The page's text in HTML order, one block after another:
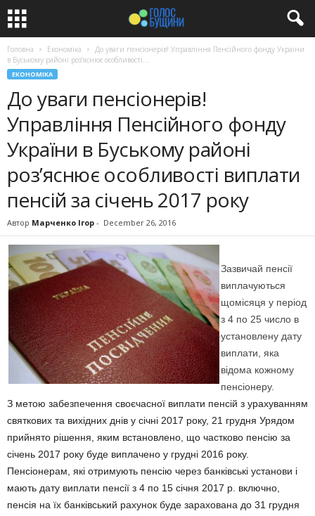
Головна Економіка
До уваги пенсіонерів! Управління Пенсійного фонду України
в Буському районі роз’яснює особливості...
ЕКОНОМІКА
До уваги пенсіонерів!
Управління Пенсійного фонду
України в Буському районі
роз’яснює особливості виплати
пенсій за січень 2017 року
Автор Марченко Ігор - December 26, 2016
Зазвичай пенсії
виплачуються
щомісяця у період
з 4 по 25 число в
установлену дату
виплати, яка
відома кожному
пенсіонеру.
З метою забезпечення своєчасної виплати пенсій з урахуванням
святкових та вихідних днів у січні 2017 року, 21 грудня Урядом
прийнято рішення, яким встановлено, що частково пенсію за
січень 2017 року буде виплачено у грудні 2016 року.
Пенсіонерам, які отримують пенсію через банківські установи і
мають дату виплати пенсії з 4 по 15 січня 2017 р. включно,
пенсія на їх банківський рахунок буде зарахована до 31 грудня